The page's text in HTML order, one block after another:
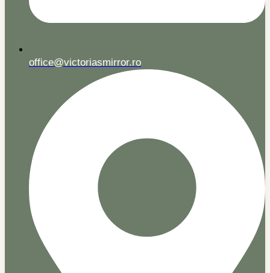
office@victoriasmirror.ro